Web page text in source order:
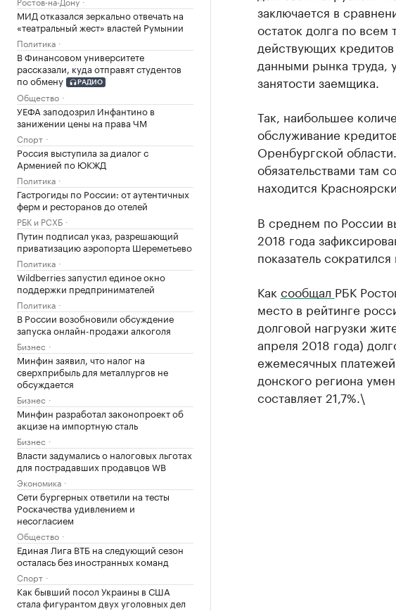
МИД отказался зеркально отвечать на
«театральный жест» властей Румынии
Политика
В Финансовом университете
рассказали, куда отправят студентов
по обмену
РАДИО
Общество
УЕФА заподозрил Инфантино в
занижении цены на права ЧМ
Спорт
Россия выступила за диалог с
Арменией по ЮКЖД
Политика
Гастрогиды по России: от аутентичных
ферм и ресторанов до отелей
РБК и РСХБ
Путин подписал указ, разрешающий
приватизацию аэропорта Шереметьево
Политика
Wildberries запустил единое окно
поддержки предпринимателей
Политика
В России возобновили обсуждение
запуска онлайн-продажи алкоголя
Бизнес
Минфин заявил, что налог на
сверхприбыль для металлургов не
обсуждается
Бизнес
Минфин разработал законопроект об
акцизе на импортную сталь
Бизнес
Власти задумались о налоговых льготах
для пострадавших продавцов WB
Экономика
Сети бургерных ответили на тесты
Роскачества удивлением и
несогласием
Общество
Единая Лига ВТБ на следующий сезон
осталась без иностранных команд
Спорт
Как бывший посол Украины в США
стала фигурантом двух уголовных дел
заключается в
остаток долга по всем
действующих
данными рынка труда,
занятости заемщика.
Так, наибольшее
обслуживание
Оренбургской
обязательствами там
находится
В среднем по России
2018 года
показатель
Как сообщал РБК
место в рейтинге
долговой нагрузки
апреля 2018 года)
ежемесячных
донского региона
составляет 21,7%.\